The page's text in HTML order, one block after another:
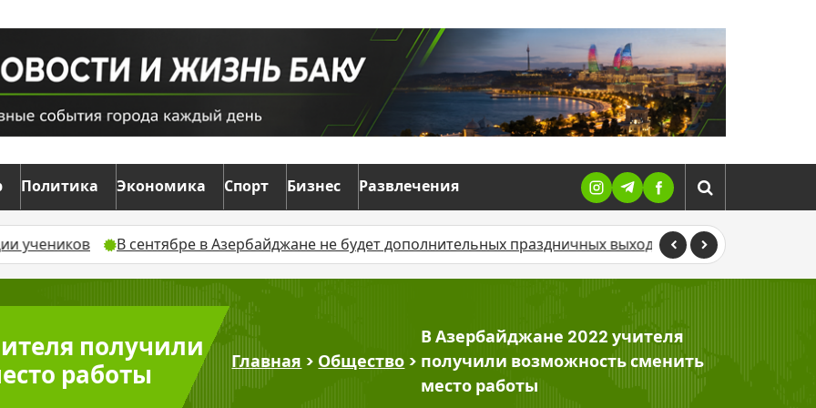
Политика Экономика Спорт Бизнес Развлечения
В сентябре в Азербайджане не будет дополнительных праздничных выходных В турецком Нурдагы
получили
работы
Главная > Общество >
В Азербайджане 2022 учителя
получили возможность сменить
место работы